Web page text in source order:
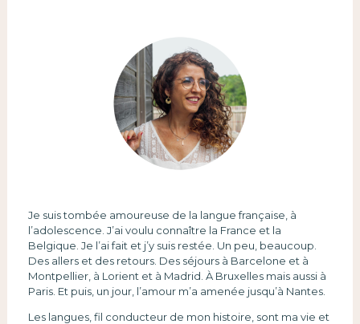
Je suis tombée amoureuse de la langue française, à
l’adolescence. J’ai voulu connaître la France et la
Belgique. Je l’ai fait et j’y suis restée. Un peu, beaucoup.
Des allers et des retours. Des séjours à Barcelone et à
Montpellier, à Lorient et à Madrid. À Bruxelles mais aussi à
Paris. Et puis, un jour, l’amour m’a amenée jusqu’à Nantes.
Les langues, fil conducteur de mon histoire, sont ma vie et